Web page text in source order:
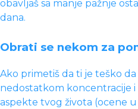
obavljaš sa manje pažnje
dana.
Obrati se nekom za
Ako primetiš da ti je teško da
nedostatkom koncentracije i
aspekte tvog života (ocene